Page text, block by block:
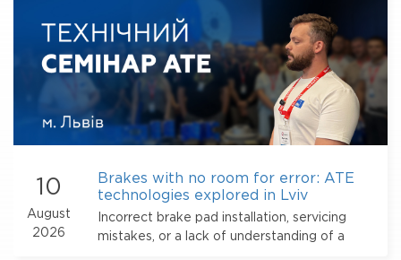
10
August
2026
Brakes with no room for error: ATE
technologies explored in Lviv
Incorrect brake pad installation, servicing
mistakes, or a lack of understanding of a